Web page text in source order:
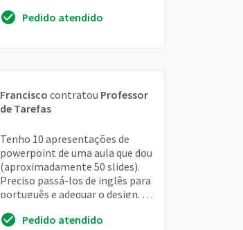
Pedido atendido
Francisco contratou Professor
de Tarefas
Tenho 10 apresentações de
powerpoint de uma aula que dou
(aproximadamente 50 slides).
Preciso passá-los de inglês para
português e adequar o design. Eu
1 s... Pedido atendido